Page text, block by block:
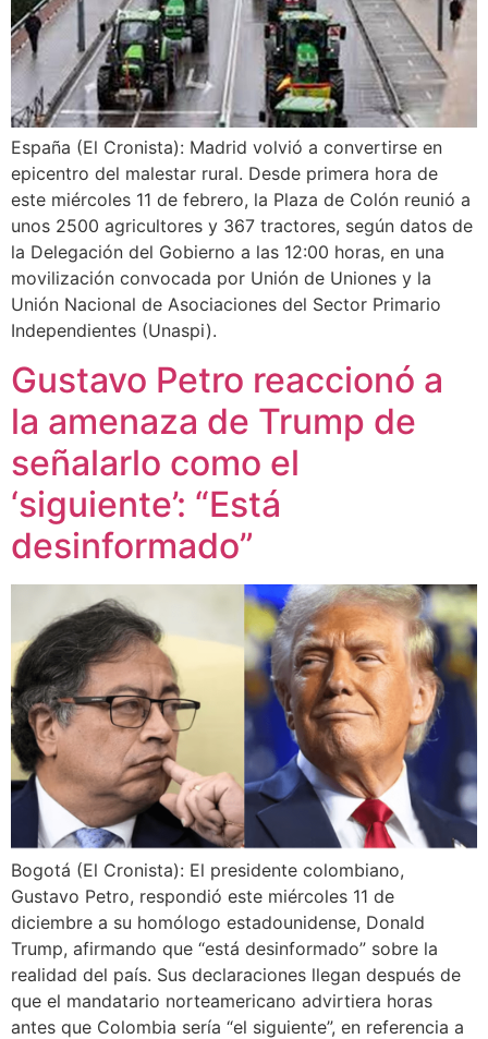
España (El Cronista): Madrid volvió a convertirse en
epicentro del malestar rural. Desde primera hora de
este miércoles 11 de febrero, la Plaza de Colón reunió a
unos 2500 agricultores y 367 tractores, según datos de
la Delegación del Gobierno a las 12:00 horas, en una
movilización convocada por Unión de Uniones y la
Unión Nacional de Asociaciones del Sector Primario
Independientes (Unaspi).
Gustavo Petro reaccionó a
la amenaza de Trump de
señalarlo como el
‘siguiente’: “Está
desinformado”
Bogotá (El Cronista): El presidente colombiano,
Gustavo Petro, respondió este miércoles 11 de
diciembre a su homólogo estadounidense, Donald
Trump, afirmando que “está desinformado” sobre la
realidad del país. Sus declaraciones llegan después de
que el mandatario norteamericano advirtiera horas
antes que Colombia sería “el siguiente”, en referencia a